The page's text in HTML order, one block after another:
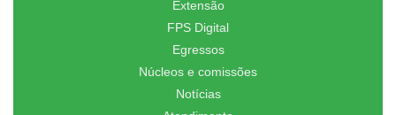
Extensão
FPS Digital
Egressos
Núcleos e comissões
Notícias